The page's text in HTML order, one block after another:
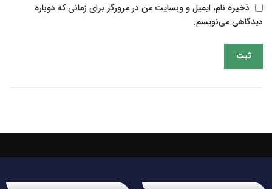
ذخیره نام، ایمیل و وبسایت من در مرورگر برای زمانی که دوباره
دیدگاهی می‌نویسم.